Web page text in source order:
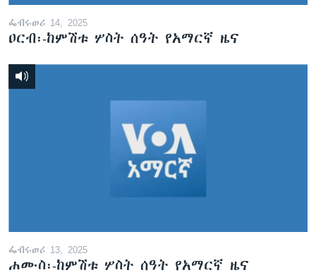
ፌብሩወሪ 14, 2025
ዐርብ፡-ከምሽቱ ሦስት ሰዓት የአማርኛ ዜና
ፌብሩወሪ 13, 2025
ሐሙስ፡-ከምሽቱ ሦስት ሰዓት የአማርኛ ዜና